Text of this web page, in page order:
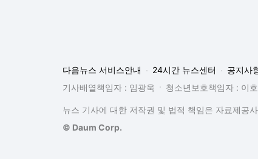
다음뉴스 서비스안내 24시간 뉴스센터 공지사
기사배열책임자 : 임광욱
청소년보호책임자 : 이
뉴스 기사에 대한 저작권 및 법적 책임은 자료제공
© Daum Corp.